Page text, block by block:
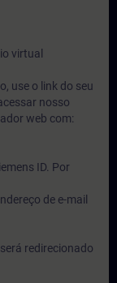
virtual
use o link do seu
nosso
web com:
ID. Por
de e-mail
redirecionado